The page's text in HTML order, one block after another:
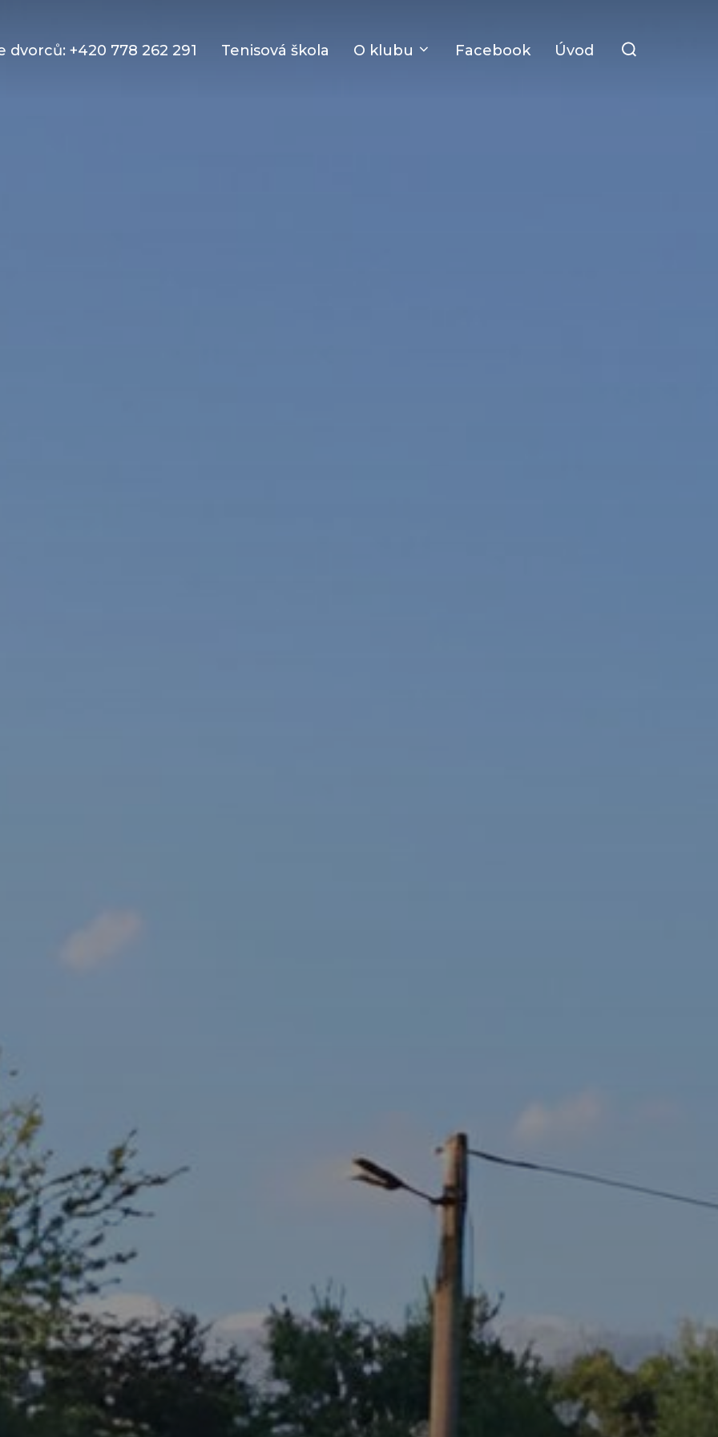
dvorců: +420 778 262 291 Tenisová škola O klubu Facebook Úvod
for: